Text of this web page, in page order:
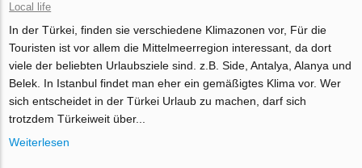
Local life
In der Türkei, finden sie verschiedene Klimazonen vor, Für die
Touristen ist vor allem die Mittelmeerregion interessant, da dort
viele der beliebten Urlaubsziele sind. z.B. Side, Antalya, Alanya und
Belek. In Istanbul findet man eher ein gemäßigtes Klima vor. Wer
sich entscheidet in der Türkei Urlaub zu machen, darf sich
trotzdem Türkeiweit über...
Weiterlesen